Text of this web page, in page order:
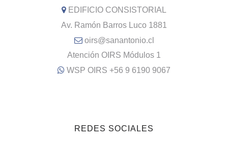
EDIFICIO CONSISTORIAL
Av. Ramón Barros Luco 1881
oirs@sanantonio.cl
Atención OIRS Módulos 1
WSP OIRS +56 9 6190 9067
REDES SOCIALES